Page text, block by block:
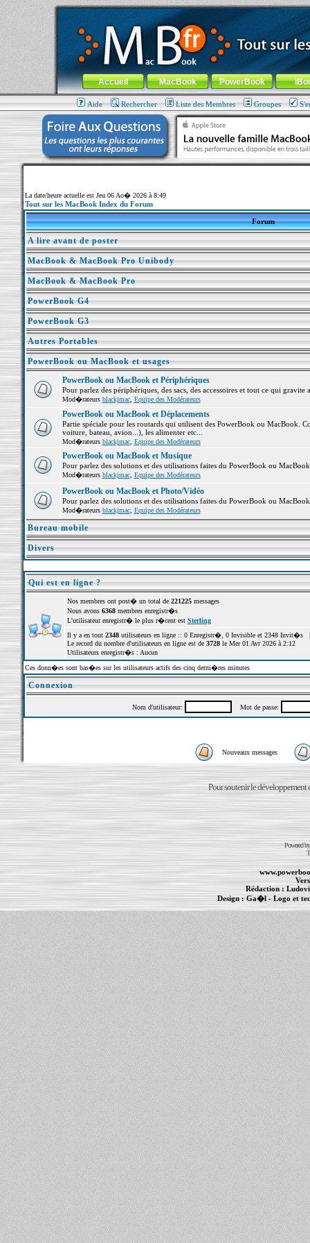
MacBook-fr.com : 100% Apple... 100% nomade !
Aller au contenu-Aller au menu général-Aller au menu de
Menu général
Accueil MacBook PowerBook
Aide Rechercher Liste des Membres Groupes
La date/heure actuelle est Jeu 06 Ao� 2026 à 8:49
Tout sur les MacBook Index du Forum
Forum
A lire avant de poster
MacBook & MacBook Pro Unibody
MacBook & MacBook Pro
PowerBook G4
PowerBook G3
Autres Portables
PowerBook ou MacBook et usages
PowerBook ou MacBook et Périphériques
Pour parlez des périphériques, des sacs, des accessoires et tout ce qui
Mod�rateurs blackjmac, Equipe des Modérateurs
PowerBook ou MacBook et Déplacements
Partie spéciale pour les routards qui utilisent des PowerBook ou MacBook.
voiture, bateau, avion...), les alimenter etc...
Mod�rateurs blackjmac, Equipe des Modérateurs
PowerBook ou MacBook et Musique
Pour parlez des solutions et des utilisations faites du PowerBook ou
Mod�rateurs blackjmac, Equipe des Modérateurs
PowerBook ou MacBook et Photo/Vidéo
Pour parlez des solutions et des utilisations faites du PowerBook ou
Mod�rateurs blackjmac, Equipe des Modérateurs
Bureau mobile
Divers
Qui est en ligne ?
Nos membres ont post� un total de 221225messages
Nous avons 6368membres enregistr�s
L'utilisateur enregistr� le plus r�cent est Sterling
Il y a en tout 2348utilisateurs en ligne :: 0 Enregistr�, 0 Invisible et 2348 Invit�s
Le record du nombre d'utilisateurs en ligne est de 3728le Mer 01 Avr 2026 à 2:12
Utilisateurs enregistr�s : Aucun
Ces donn�es sont bas�es sur les utilisateurs actifs des cinq derni�res minutes
Connexion
Nom d'utilisateur: Mot de passe:
Nouveaux messages
Pour soutenir le développement
Powered
Rédaction :
Design :Ga�l- Logo et
PowerBook MacBook Pro